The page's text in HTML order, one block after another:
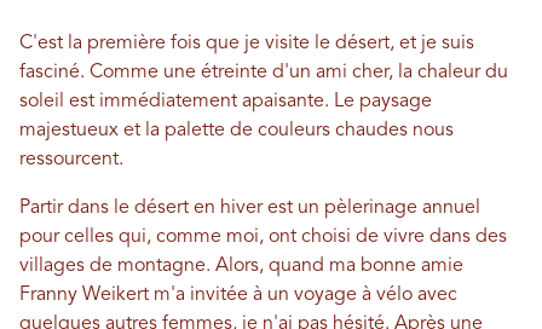
C'est la première fois que je visite le désert, et je suis
fasciné. Comme une étreinte d'un ami cher, la chaleur du
soleil est immédiatement apaisante. Le paysage
majestueux et la palette de couleurs chaudes nous
ressourcent.
Partir dans le désert en hiver est un pèlerinage annuel
pour celles qui, comme moi, ont choisi de vivre dans des
villages de montagne. Alors, quand ma bonne amie
Franny Weikert m'a invitée à un voyage à vélo avec
quelques autres femmes, je n'ai pas hésité. Après une